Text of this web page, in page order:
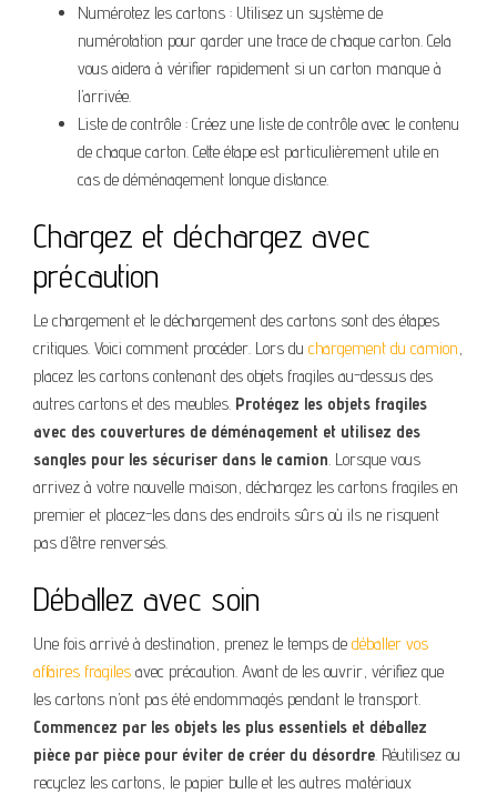
Numérotez les cartons : Utilisez un système de
numérotation pour garder une trace de chaque carton. Cela
vous aidera à vérifier rapidement si un carton manque à
l’arrivée.
Liste de contrôle : Créez une liste de contrôle avec le contenu
de chaque carton. Cette étape est particulièrement utile en
cas de déménagement longue distance.
Chargez et déchargez avec
précaution
Le chargement et le déchargement des cartons sont des étapes
critiques. Voici comment procéder. Lors du chargement du camion,
placez les cartons contenant des objets fragiles au-dessus des
autres cartons et des meubles. Protégez les objets fragiles
avec des couvertures de déménagement et utilisez des
sangles pour les sécuriser dans le camion. Lorsque vous
arrivez à votre nouvelle maison, déchargez les cartons fragiles en
premier et placez-les dans des endroits sûrs où ils ne risquent
pas d’être renversés.
Déballez avec soin
Une fois arrivé à destination, prenez le temps de déballer vos
affaires fragiles avec précaution. Avant de les ouvrir, vérifiez que
les cartons n’ont pas été endommagés pendant le transport.
Commencez par les objets les plus essentiels et déballez
pièce par pièce pour éviter de créer du désordre. Réutilisez ou
recyclez les cartons, le papier bulle et les autres matériaux